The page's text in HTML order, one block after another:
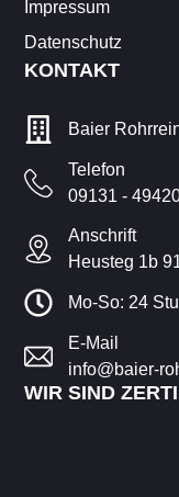
Impressum
Datenschutz
KONTAKT
Baier
Telefon
09131 -
Anschrift
Heusteg 1b
Mo-So: 24
E-Mail
info@baier-
WIR SIND